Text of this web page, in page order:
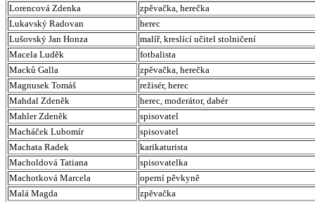
Lorencová Zdenka
zpěvačka, herečka
Lukavský Radovan
herec
Lušovský Jan Honza
malíř, kreslící učitel stolničení
Macela Luděk
fotbalista
Macků Galla
zpěvačka, herečka
Magnusek Tomáš
režisér, herec
Mahdal Zdeněk
herec, moderátor, dabér
Mahler Zdeněk
spisovatel
Macháček Lubomír
spisovatel
Machata Radek
karikaturista
Macholdová Tatiana
spisovatelka
Machotková Marcela
operní pěvkyně
Malá Magda
zpěvačka